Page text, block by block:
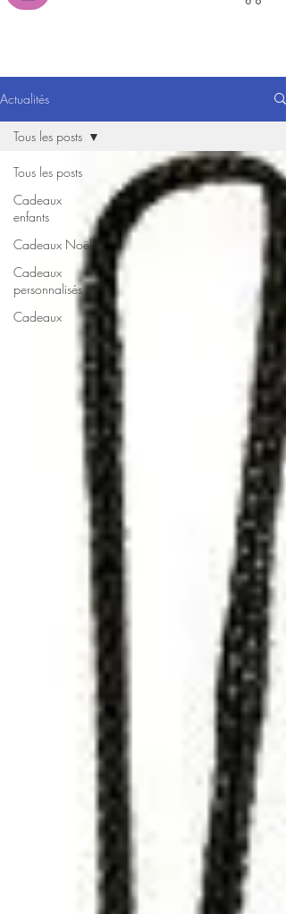
Actualités
Tous les posts
Cadeaux
enfants
Cadeaux Noël
Cadeaux
personnalisés
Cadeaux
Tous les posts